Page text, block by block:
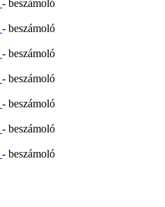
- beszámoló
- beszámoló
- beszámoló
- beszámoló
- beszámoló
- beszámoló
- beszámoló